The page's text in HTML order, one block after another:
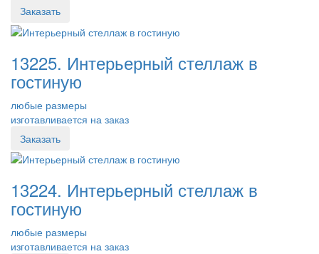
Заказать
13225. Интерьерный стеллаж в
гостиную
любые размеры
изготавливается на заказ
Заказать
13224. Интерьерный стеллаж в
гостиную
любые размеры
изготавливается на заказ